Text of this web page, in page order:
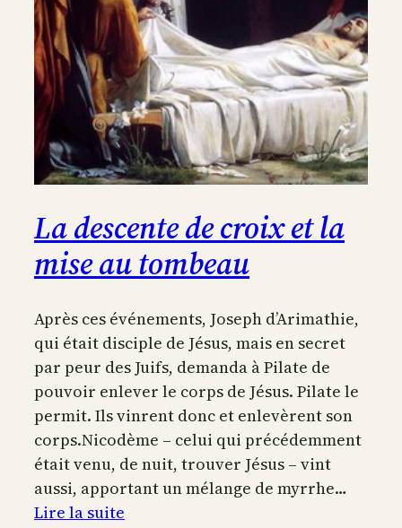
La descente de croix et la
mise au tombeau
Après ces événements, Joseph d’Arimathie,
qui était disciple de Jésus, mais en secret
par peur des Juifs, demanda à Pilate de
pouvoir enlever le corps de Jésus. Pilate le
permit. Ils vinrent donc et enlevèrent son
corps.Nicodème – celui qui précédemment
était venu, de nuit, trouver Jésus – vint
aussi, apportant un mélange de myrrhe…
Lire la suite